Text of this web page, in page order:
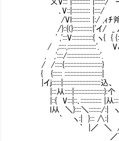
､V::|:::::::::::: |::::/
/VI:::::::::::: |:/ ,ｨﾁ斧
/}::{(}:::::::::::::|'イ/ _
' ,':::V::::::::::::::{ ヽ{ {
/ ,:::::,:::::::::::::::::::'.
, ,'::::/
/ /
{ {::::::
|イ
|:::从
|::{ V:::|::､:::::::::::::: |从
l从 ＼}::::＼::::::::/:| ヽ
｀ ヽ:| }::: ∧:| }｢
｀ |／ ＼ / ＼
／＼ ／///